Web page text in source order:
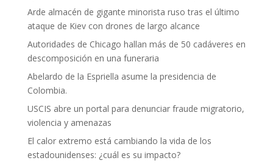
Arde almacén de gigante minorista ruso tras el último
ataque de Kiev con drones de largo alcance
Autoridades de Chicago hallan más de 50 cadáveres en
descomposición en una funeraria
Abelardo de la Espriella asume la presidencia de
Colombia.
USCIS abre un portal para denunciar fraude migratorio,
violencia y amenazas
El calor extremo está cambiando la vida de los
estadounidenses: ¿cuál es su impacto?